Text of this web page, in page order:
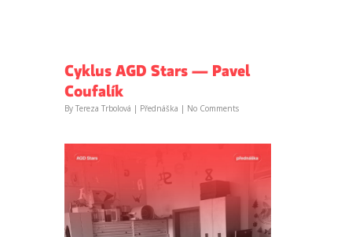
Cyklus AGD Stars — Pavel
Coufalík
By Tereza Trbolová | Přednáška | No Comments